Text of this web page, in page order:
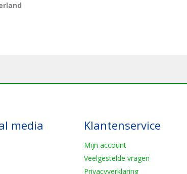
media Klantenservice
Mijn account
Veelgestelde vragen
Privacyverklaring